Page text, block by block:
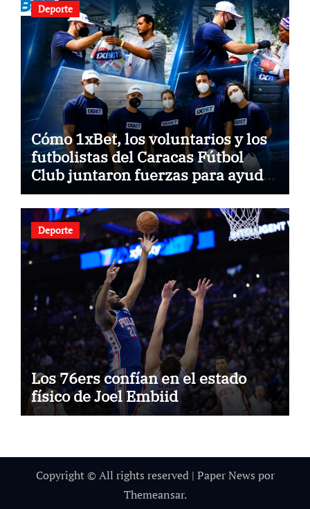
Deporte
Cómo 1xBet, los voluntarios y los
futbolistas del Caracas Fútbol
Club juntaron fuerzas para ayudar
a las familias de Venezuela
Deporte
Los 76ers confían en el estado
físico de Joel Embiid
Copyright © All rights reserved | Paper News por
Themeansar.